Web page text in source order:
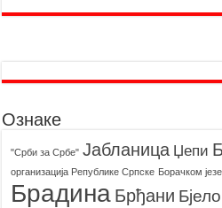
Ознаке
"Срби за Србе" Јабланица Џепи
организацијa Републике Српске Борачком
Брадина Брђани